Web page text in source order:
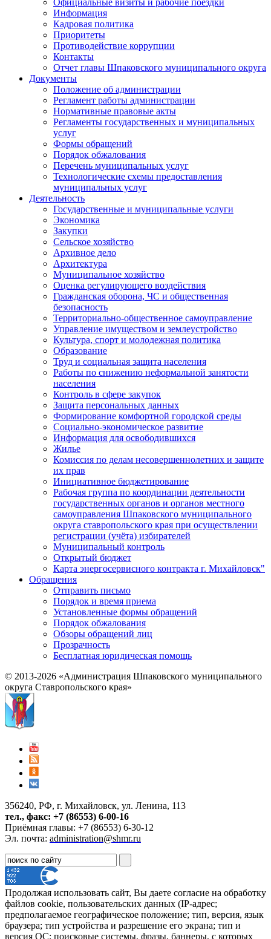
Официальные визиты и рабочие поездки
Информация
Кадровая политика
Приоритеты
Противодействие коррупции
Контакты
Отчет главы Шпаковского муниципального округа
Документы
Положение об администрации
Регламент работы администрации
Нормативные правовые акты
Регламенты государственных и муниципальных
услуг
Формы обращений
Порядок обжалования
Перечень муниципальных услуг
Технологические схемы предоставления
муниципальных услуг
Деятельность
Государственные и муниципальные услуги
Экономика
Закупки
Сельское хозяйство
Архивное дело
Архитектура
Муниципальное хозяйство
Оценка регулирующего воздействия
Гражданская оборона, ЧС и общественная
безопасность
Территориально-общественное самоуправление
Управление имуществом и землеустройство
Культура, спорт и молодежная политика
Образование
Труд и социальная защита населения
Работы по снижению неформальной занятости
населения
Контроль в сфере закупок
Защита персональных данных
Формирование комфортной городской среды
Социально-экономическое развитие
Информация для освободившихся
Жилье
Комиссия по делам несовершеннолетних и защите
их прав
Инициативное бюджетирование
Рабочая группа по координации деятельности
государственных органов и органов местного
самоуправления Шпаковского муниципального
округа ставропольского края при осуществлении
регистрации (учёта) избирателей
Муниципальный контроль
Открытый бюджет
Карта энергосервисного контракта г. Михайловск"
Обращения
Отправить письмо
Порядок и время приема
Установленные формы обращений
Порядок обжалования
Обзоры обращений лиц
Прозрачность
Бесплатная юридическая помощь
© 2013-2026 «Администрация Шпаковского муниципального
округа Ставропольского края»
356240, РФ, г. Михайловск, ул. Ленина, 113
тел., факс: +7 (86553) 6-00-16
Приёмная главы: +7 (86553) 6-30-12
Эл. почта: administration@shmr.ru
Продолжая использовать сайт, Вы даете согласие на обработку
файлов cookie, пользовательских данных (IP-адрес;
предполагаемое географическое положение; тип, версия, язык
браузера; тип устройства и разрешение его экрана; тип и
версия ОС; поисковые системы, фразы, баннеры, с которых